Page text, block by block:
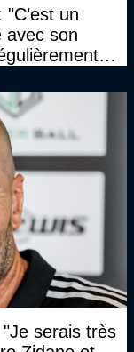
un
avec son
serais très